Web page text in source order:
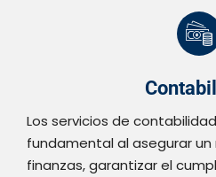
Los servicios de
fundamental al asegurar
finanzas, garantizar el